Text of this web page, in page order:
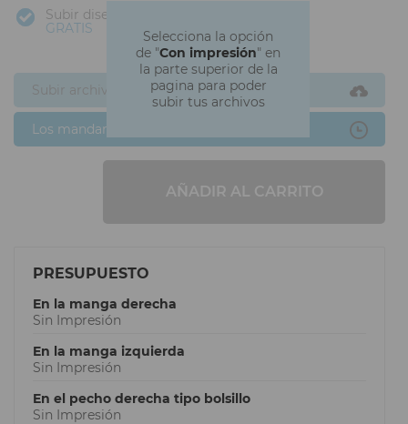
Selecciona la opción
de "Con impresión" en
la parte superior de la
pagina para poder
subir tus archivos
Subir diseño
GRATIS
Subir archivos ahora
Los mandaré después
AÑADIR AL CARRITO
PRESUPUESTO
En la manga derecha
Sin Impresión
En la manga izquierda
Sin Impresión
En el pecho derecha tipo bolsillo
Sin Impresión